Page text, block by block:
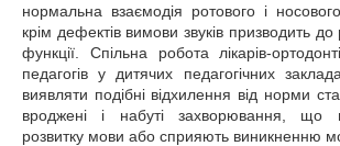
нормальна взаємодія ротового і
крім дефектів вимови звуків призводить до
функції. Спільна робота лікарів-
педагогів у дитячих педагогічних
виявляти подібні відхилення від норми
вроджені і набуті захворювання, що
розвитку мови або сприяють виникненню